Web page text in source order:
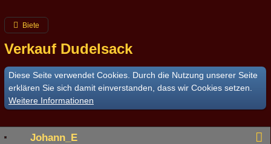
Biete
Verkauf Dudelsack
Diese Seite verwendet Cookies. Durch die Nutzung unserer Seite
erklären Sie sich damit einverstanden, dass wir Cookies setzen.
Weitere Informationen
Johann_E